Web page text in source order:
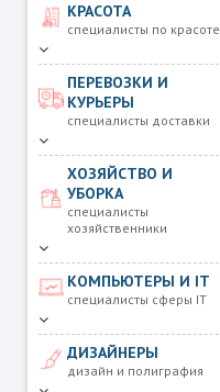
КРАСОТА
специалисты по красоте
ПЕРЕВОЗКИ И
КУРЬЕРЫ
специалисты доставки
ХОЗЯЙСТВО И
УБОРКА
специалисты
хозяйственники
КОМПЬЮТЕРЫ И IT
специалисты сферы IT
ДИЗАЙНЕРЫ
дизайн и полиграфия